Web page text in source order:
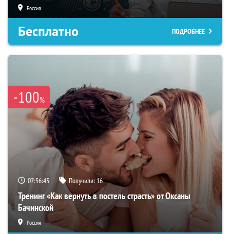
Россия
Бесплатно ПОДРОБНЕЕ
-100%
07:56:44 Получили:16
Тренинг «Как вернуть в постель страсть» от Оксаны
Бачинской
Россия